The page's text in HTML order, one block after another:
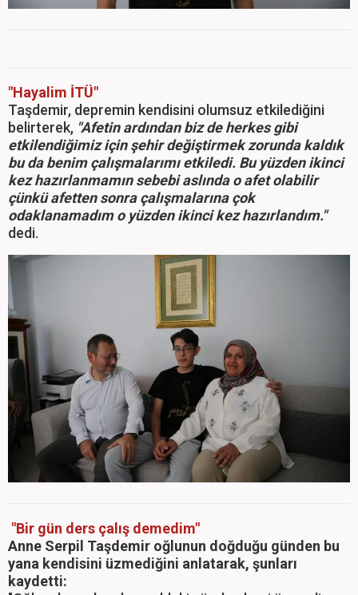
"Hayalim İTÜ"
Taşdemir, depremin kendisini olumsuz etkilediğini
belirterek, "Afetin ardından biz de herkes gibi
etkilendiğimiz için şehir değiştirmek zorunda kaldık
bu da benim çalışmalarımı etkiledi. Bu yüzden ikinci
kez hazırlanmamın sebebi aslında o afet olabilir
çünkü afetten sonra çalışmalarına çok
odaklanamadım o yüzden ikinci kez hazırlandım."
dedi.
"Bir gün ders çalış demedim"
Anne Serpil Taşdemir oğlunun doğduğu günden bu
yana kendisini üzmediğini anlatarak, şunları
kaydetti: